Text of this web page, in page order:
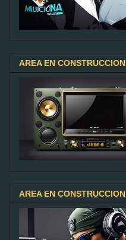
AREA EN CONSTRUCCION
AREA EN CONSTRUCCION